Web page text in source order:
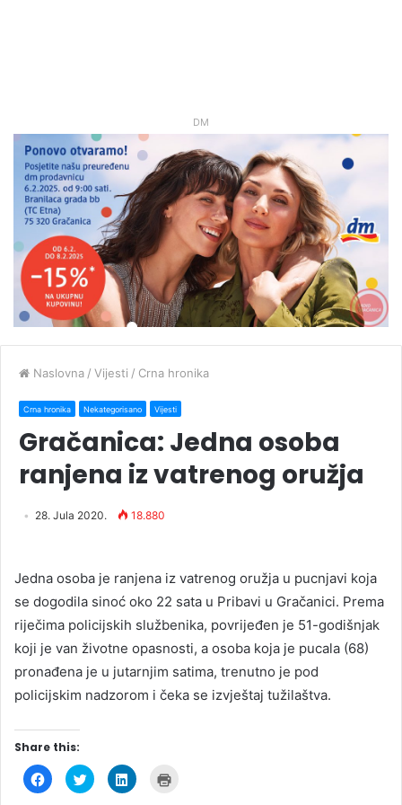
DM
Naslovna / Vijesti / Crna hronika
Crna hronika Nekategorisano Vijesti
Gračanica: Jedna osoba
ranjena iz vatrenog oružja
28. Jula 2020. 18.880
Jedna osoba je ranjena iz vatrenog oružja u pucnjavi koja
se dogodila sinoć oko 22 sata u Pribavi u Gračanici. Prema
riječima policijskih službenika, povrijeđen je 51-godišnjak
koji je van životne opasnosti, a osoba koja je pucala (68)
pronađena je u jutarnjim satima, trenutno je pod
policijskim nadzorom i čeka se izvještaj tužilaštva.
Share this:
C
l
C
l
C
l